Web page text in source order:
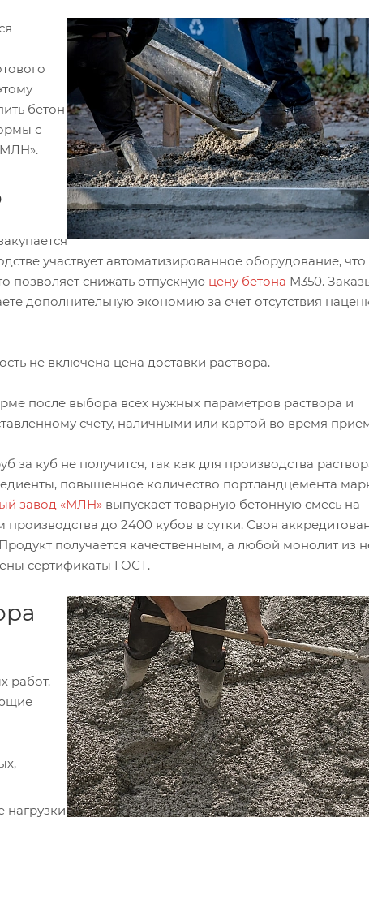
бетон
с
участвует автоматизированное оборудование, что
позволяет снижать отпускную цену бетона М350.
дополнительную экономию за счет отсутствия
не включена цена доставки раствора.
после выбора всех нужных параметров раствора и
счету, наличными или картой во время
куб не получится, так как для производства
повышенное количество портландцемента
завод «МЛН» выпускает товарную бетонную смесь на
до 2400 кубов в сутки. Своя
получается качественным, а любой монолит из
сертификаты ГОСТ.
работ.